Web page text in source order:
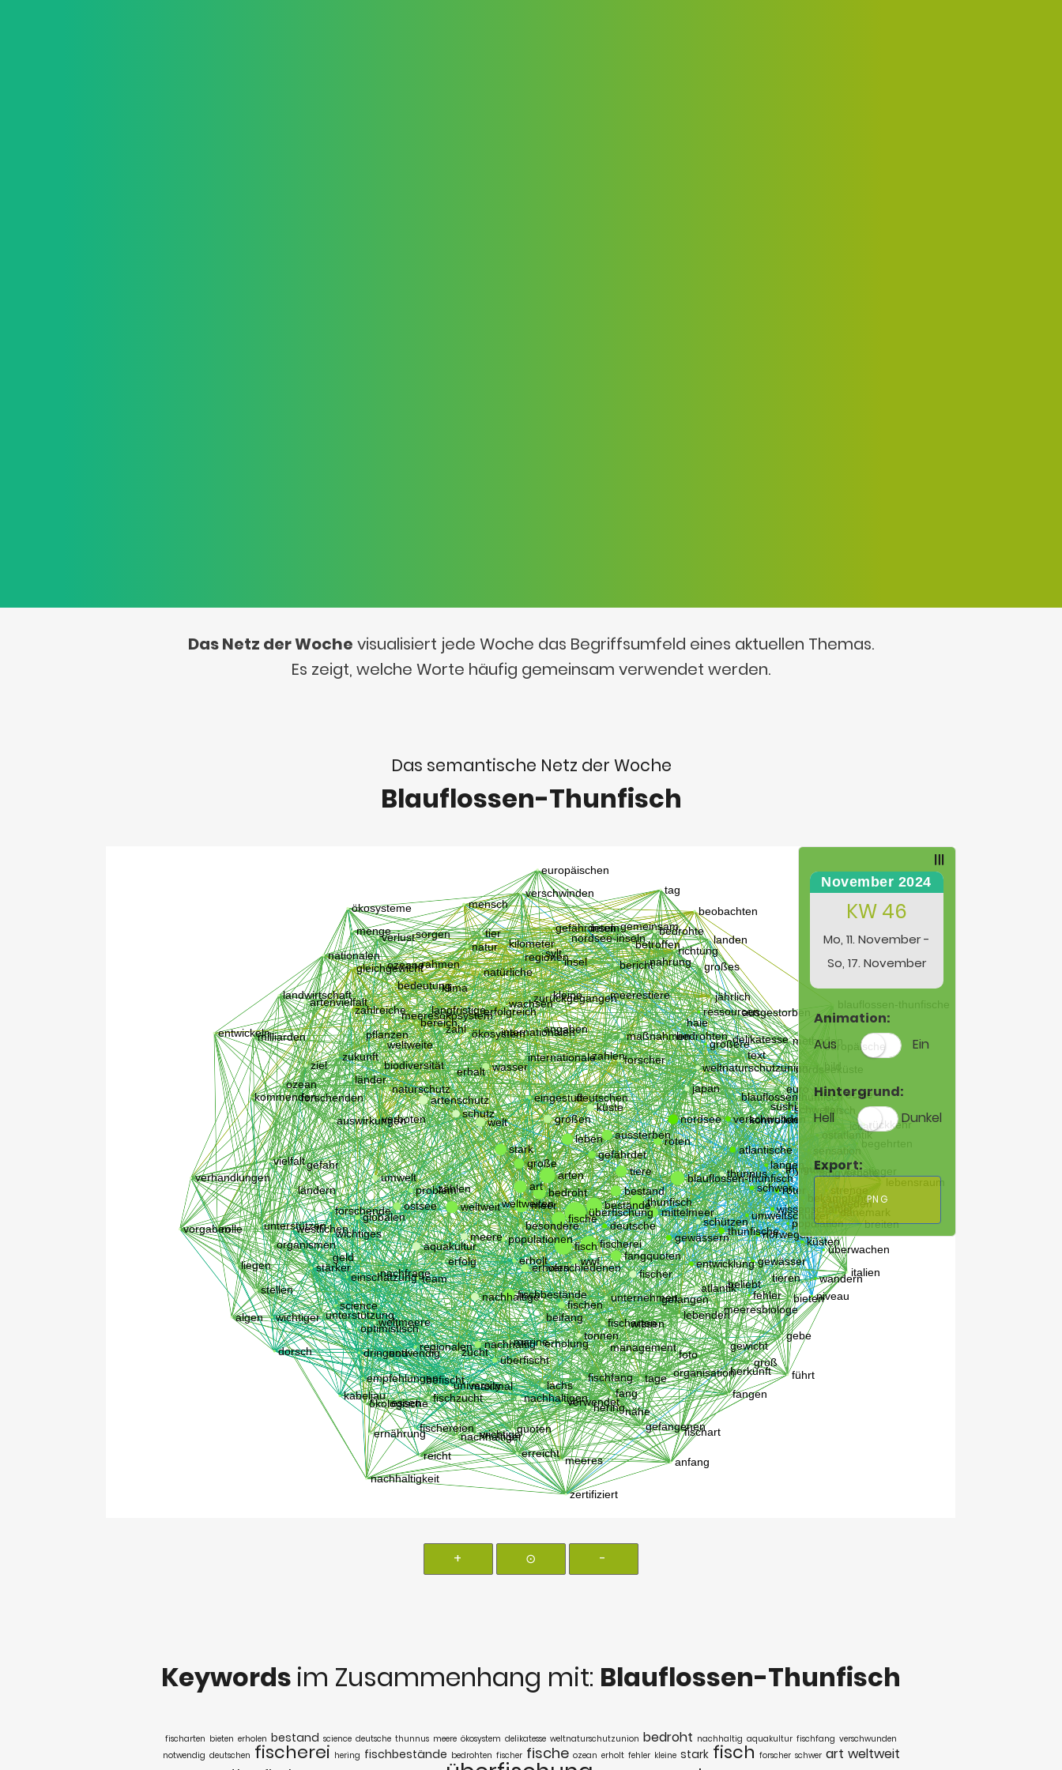
Das Netz der Woche visualisiert jede Woche das Begriffsumfeld eines aktuellen Themas.
Es zeigt, welche Worte häufig gemeinsam verwendet werden.
Das semantische Netz der Woche
Blauflossen-Thunfisch
+ ⊙ -
November 2024
KW 46
Mo, 11. November -
So, 17. November
Animation:
Aus
Ein
Hintergrund:
Hell
Dunkel
Export:
PNG
Keywords im Zusammenhang mit: Blauflossen-Thunfisch
fischarten bieten erholen bestand science deutsche thunnus meere ökosystem delikatesse weltnaturschutzunion bedroht nachhaltig aquakultur fischfang verschwunden
notwendig deutschen fischerei hering fischbestände bedrohten fischer fische ozean erholt fehler kleine stark fisch forscher schwer art weltweit